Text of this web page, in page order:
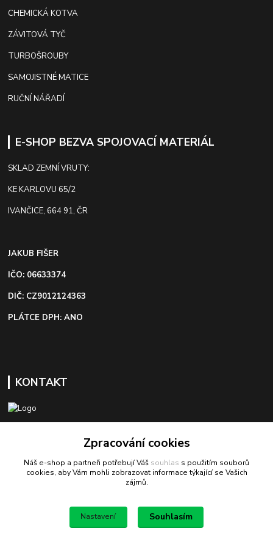
CHEMICKÁ KOTVA
ZÁVITOVÁ TYČ
TURBOŠROUBY
SAMOJISTNÉ MATICE
RUČNÍ NÁŘADÍ
E-SHOP BEZVA SPOJOVACÍ MATERIÁL
SKLAD ZEMNÍ VRUTY:
KE KARLOVU 65/2
IVANČICE, 664 91, ČR
JAKUB FIŠER
IČO: 06633374
DIČ: CZ9012124363
PLÁTCE DPH: ANO
KONTAKT
+420 603 418 822
odbyt@bezva-spojovacimaterial.cz
Zpracování cookies
Náš e-shop a partneři potřebují Váš souhlas s použitím souborů
cookies, aby Vám mohli zobrazovat informace týkající se Vašich
zájmů.
Nastavení Souhlasím